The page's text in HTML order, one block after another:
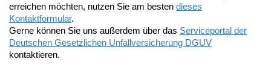
erreichen möchten, nutzen Sie am besten dieses
Kontaktformular.
Gerne können Sie uns außerdem über das Serviceportal der
Deutschen Gesetzlichen Unfallversicherung DGUV
kontaktieren.